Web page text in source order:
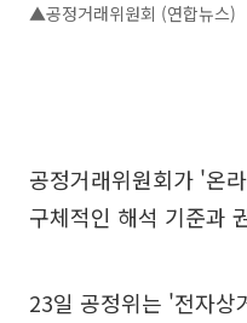
▲공정거래위원회 (연합뉴스)
공정거래위원회가 '온
구체적인 해석 기준과
23일 공정위는 '전자상